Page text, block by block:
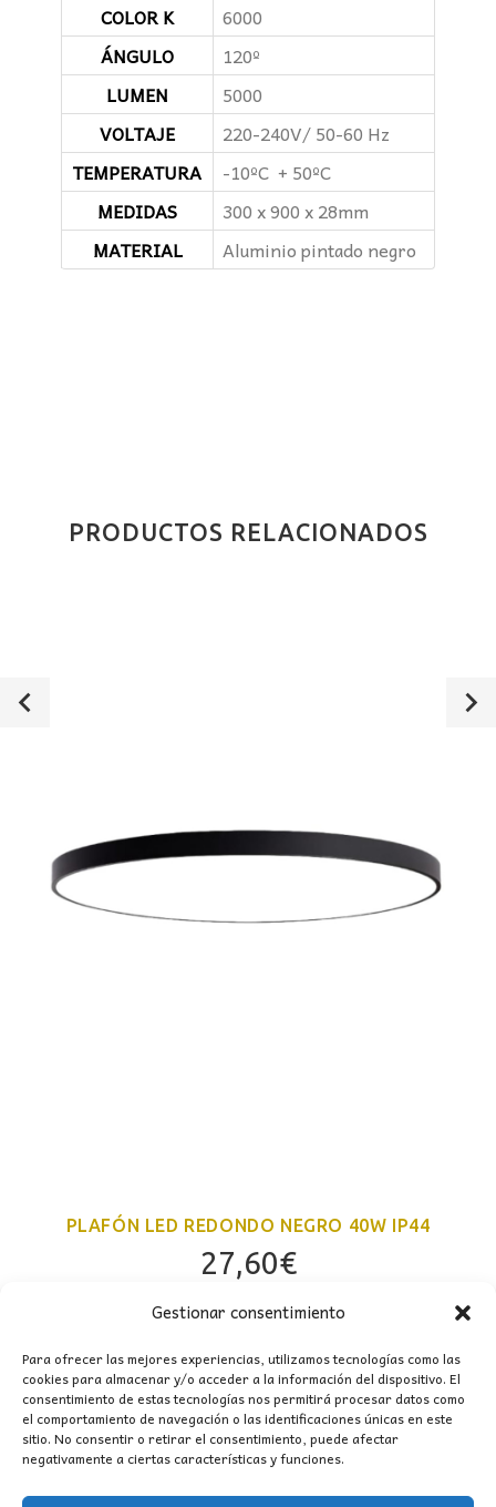
Gestionar consentimiento
Para ofrecer las mejores experiencias, utilizamos tecnologías como las
cookies para almacenar y/o acceder a la información del dispositivo. El
consentimiento de estas tecnologías nos permitirá procesar datos como
el comportamiento de navegación o las identificaciones únicas en este
sitio. No consentir o retirar el consentimiento, puede afectar
negativamente a ciertas características y funciones.
COLOR K
6000
ÁNGULO
120º
LUMEN
5000
VOLTAJE
220-240V/ 50-60 Hz
TEMPERATURA
-10ºC + 50ºC
MEDIDAS
300 x 900 x 28mm
MATERIAL
Aluminio pintado negro
PRODUCTOS RELACIONADOS
PLAFÓN LED REDONDO NEGRO 40W IP44
27,60€